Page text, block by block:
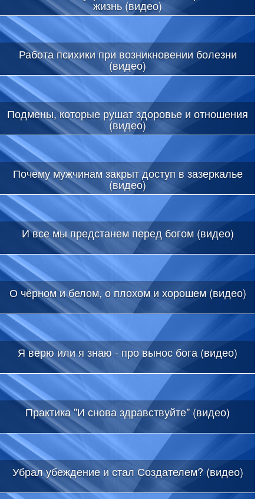
жизнь (видео)
Работа психики при возникновении болезни
(видео)
Подмены, которые рушат здоровье и отношения
(видео)
Почему мужчинам закрыт доступ в зазеркалье
(видео)
И все мы предстанем перед богом (видео)
О чёрном и белом, о плохом и хорошем (видео)
Я верю или я знаю - про вынос бога (видео)
Практика "И снова здравствуйте" (видео)
Убрал убеждение и стал Создателем? (видео)